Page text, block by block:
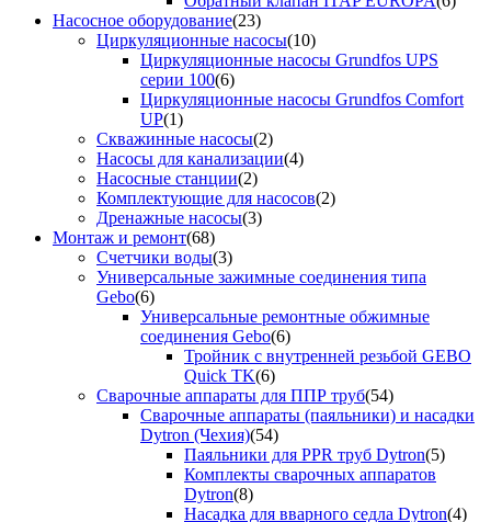
Насосное оборудование(23)
Циркуляционные насосы(10)
Циркуляционные насосы Grundfos UPS
серии 100(6)
Циркуляционные насосы Grundfos Comfort
UP(1)
Скважинные насосы(2)
Насосы для канализации(4)
Насосные станции(2)
Комплектующие для насосов(2)
Дренажные насосы(3)
Монтаж и ремонт(68)
Счетчики воды(3)
Универсальные зажимные соединения типа
Gebo(6)
Универсальные ремонтные обжимные
соединения Gebo(6)
Тройник с внутренней резьбой GEBO
Quick TK(6)
Сварочные аппараты для ППР труб(54)
Сварочные аппараты (паяльники) и насадки
Dytron (Чехия)(54)
Паяльники для PPR труб Dytron(5)
Комплекты сварочных аппаратов
Dytron(8)
Насадка для вварного седла Dytron(4)